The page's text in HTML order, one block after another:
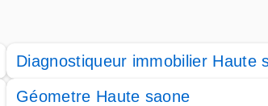
Diagnostiqueur immobilier Haute
Géometre Haute saone